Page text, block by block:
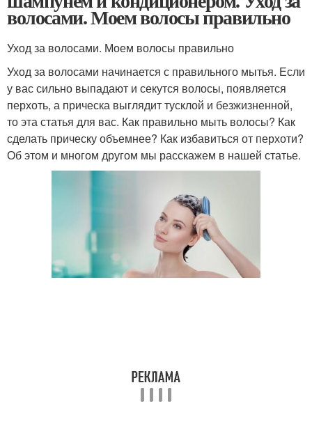
волосами. Моем волосы правильно
Уход за волосами. Моем волосы правильно
Уход за волосами начинается с правильного мытья. Если
у вас сильно выпадают и секутся волосы, появляется
перхоть, а прическа выглядит тусклой и безжизненной,
то эта статья для вас. Как правильно мыть волосы? Как
сделать прическу объемнее? Как избавиться от перхоти?
Об этом и многом другом мы расскажем в нашей статье.